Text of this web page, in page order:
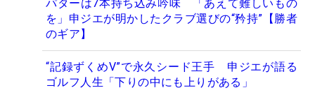
パターは7本持ち込み吟味 「あえて難しいもの
を」申ジエが明かしたクラブ選びの“矜持”【勝者
のギア】
“記録ずくめV”で永久シード王手 申ジエが語る
ゴルフ人生「下りの中にも上りがある」